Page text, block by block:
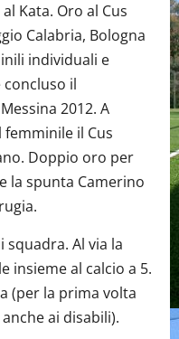
Kata. Oro al Cus
Calabria, Bologna
individuali e
concluso il
2012. A
femminile il Cus
Doppio oro per
la spunta Camerino
Al via la
insieme al calcio a 5.
(per la prima volta
ai disabili).